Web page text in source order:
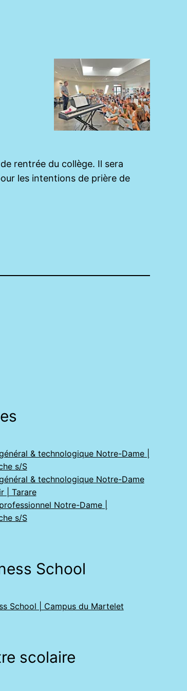
rentrée du collège. Il sera
les intentions de prière de
& technologique Notre-Dame |
s/S
& technologique Notre-Dame
| Tarare
Notre-Dame |
s/S
School
School | Campus du Martelet
scolaire